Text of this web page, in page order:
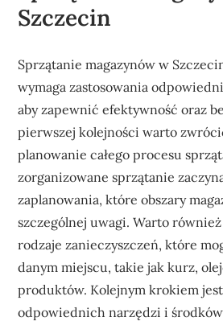
Szczecin
Sprzątanie magazynów w
wymaga zastosowania
aby zapewnić efektywność oraz
pierwszej kolejności warto
planowanie całego procesu
zorganizowane sprzątanie
zaplanowania, które obszary
szczególnej uwagi. Warto
rodzaje zanieczyszczeń, które
danym miejscu, takie jak kurz,
produktów. Kolejnym krokiem
odpowiednich narzędzi i